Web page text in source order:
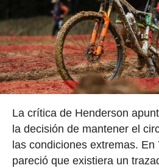
La crítica de Henderson
la decisión de mantener el
las condiciones extremas. En
pareció que existiera un